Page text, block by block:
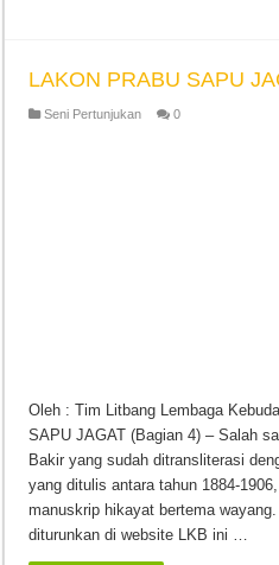
LAKON PRABU SAPU
Seni Pertunjukan 0
Oleh : Tim Litbang Lembaga
SAPU JAGAT (Bagian 4) – Salah
Bakir yang sudah ditransliterasi
yang ditulis antara tahun 1884-
manuskrip hikayat bertema
diturunkan di website LKB ini …